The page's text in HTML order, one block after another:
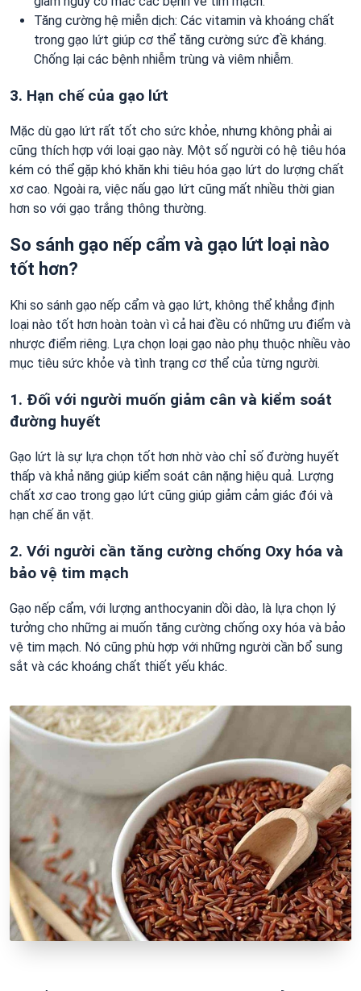
Tăng cường hệ miễn dịch: Các vitamin và khoáng chất
trong gạo lứt giúp cơ thể tăng cường sức đề kháng.
Chống lại các bệnh nhiễm trùng và viêm nhiễm.
3. Hạn chế của gạo lứt
Mặc dù gạo lứt rất tốt cho sức khỏe, nhưng không phải ai
cũng thích hợp với loại gạo này. Một số người có hệ tiêu hóa
kém có thể gặp khó khăn khi tiêu hóa gạo lứt do lượng chất
xơ cao. Ngoài ra, việc nấu gạo lứt cũng mất nhiều thời gian
hơn so với gạo trắng thông thường.
So sánh gạo nếp cẩm và gạo lứt loại nào
tốt hơn?
Khi so sánh gạo nếp cẩm và gạo lứt, không thể khẳng định
loại nào tốt hơn hoàn toàn vì cả hai đều có những ưu điểm và
nhược điểm riêng. Lựa chọn loại gạo nào phụ thuộc nhiều vào
mục tiêu sức khỏe và tình trạng cơ thể của từng người.
1. Đối với người muốn giảm cân và kiểm soát
đường huyết
Gạo lứt là sự lựa chọn tốt hơn nhờ vào chỉ số đường huyết
thấp và khả năng giúp kiểm soát cân nặng hiệu quả. Lượng
chất xơ cao trong gạo lứt cũng giúp giảm cảm giác đói và
hạn chế ăn vặt.
2. Với người cần tăng cường chống Oxy hóa và
bảo vệ tim mạch
Gạo nếp cẩm, với lượng anthocyanin dồi dào, là lựa chọn lý
tưởng cho những ai muốn tăng cường chống oxy hóa và bảo
vệ tim mạch. Nó cũng phù hợp với những người cần bổ sung
sắt và các khoáng chất thiết yếu khác.